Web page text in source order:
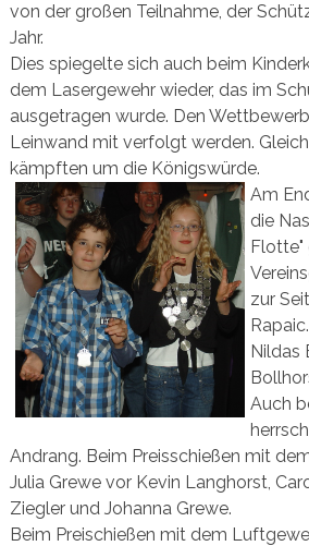
von der großen Teilnahme, der
Jahr.
Dies spiegelte sich auch beim
dem Lasergewehr wieder, das im
ausgetragen wurde. Den
Leinwand mit verfolgt werden.
kämpften um die Königswürde.
Am
die
Flotte"
zur
Nildas
Auch
Andrang. Beim Preisschießen mit
Julia Grewe vor Kevin Langhorst,
Ziegler und Johanna Grewe.
Beim Preischießen mit dem